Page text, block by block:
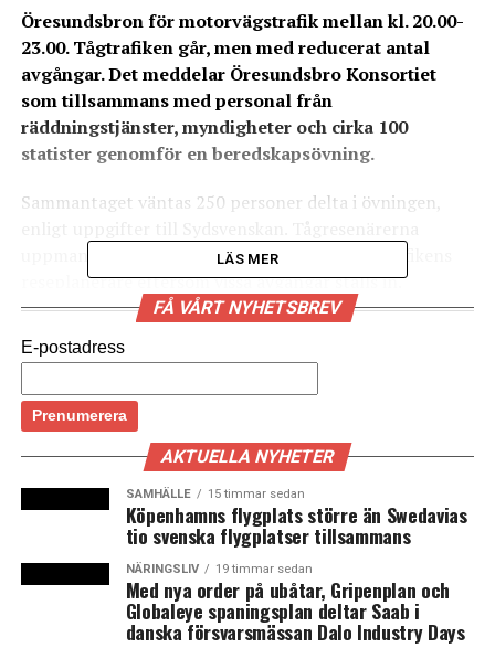
Öresundsbron för motorvägstrafik mellan kl. 20.00-
23.00. Tågtrafiken går, men med reducerat antal
avgångar. Det meddelar Öresundsbro Konsortiet
som tillsammans med personal från
räddningstjänster, myndigheter och cirka 100
statister genomför en beredskapsövning.
Sammantaget väntas 250 personer delta i övningen,
uppmanas att kontrollera tågtiderna i Skånetrafikens
reseplanerare eftersom vissa avgångar ställs in.
– Folk bör vara ute i god tid, säger Jens Genders på
Öresundsbron till Sydsvenskan.
olycka skulle ske. Det handlar bland annat om planering,
tillgänglighet och utrymningsvägar, meddelar
Öresundsbro Konsortiet.
(News Øresund)
Kraftig ökning av bilpendlingen över Öresundsbron och
färre tågpendlare i september
LÄS MER
FÅ VÅRT NYHETSBREV
E-postadress
AKTUELLA NYHETER
SAMHÄLLE 15 timmar sedan
Köpenhamns flygplats större än Swedavias
tio svenska flygplatser tillsammans
NÄRINGSLIV 19 timmar sedan
Med nya order på ubåtar, Gripenplan och
Globaleye spaningsplan deltar Saab i
danska försvarsmässan Dalo Industry Days